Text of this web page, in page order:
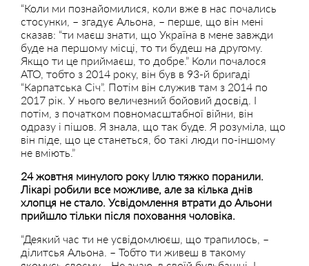
“Коли ми познайомилися, коли вже в нас почались
стосунки, – згадує Альона, – перше, що він мені
сказав: “ти маєш знати, що Україна в мене завжди
буде на першому місці, то ти будеш на другому.
Якщо ти це приймаєш, то добре.” Коли почалося
АТО, тобто з 2014 року, він був в 93-й бригаді
“Карпатська Січ”. Потім він служив там з 2014 по
2017 рік. У нього величезний бойовий досвід. І
потім, з початком повномасштабної війни, він
одразу і пішов. Я знала, що так буде. Я розуміла, що
він піде, що це станеться, бо такі люди по-іншому
не вміють.”
24 жовтня минулого року Іллю тяжко поранили.
Лікарі робили все можливе, але за кілька днів
хлопця не стало. Усвідомлення втрати до Альони
прийшло тільки після поховання чоловіка.
“Деякий час ти не усвідомлюєш, що трапилось, –
ділитсья Альона. – Тобто ти живеш в такому